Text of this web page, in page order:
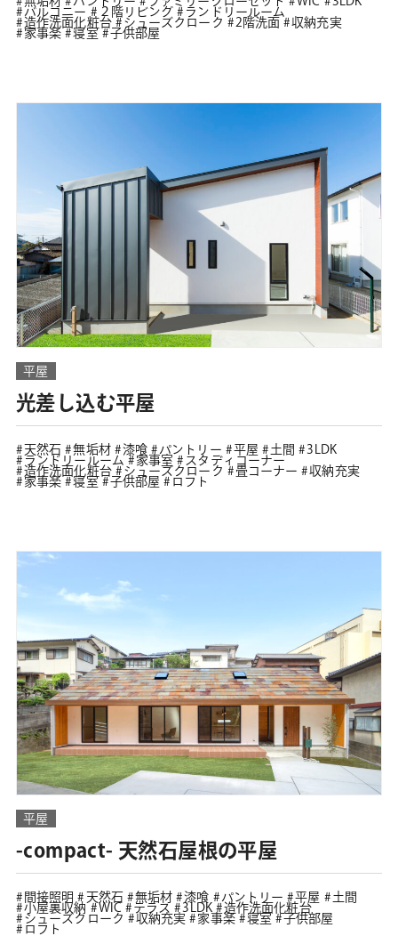
バルコニー
２階リビング
ランドリールーム
造作洗面化粧台
シューズクローク 2階洗面
収納充実
家事楽
寝室 子供部屋
平屋
光差し込む平屋
天然石 無垢材 漆喰 パントリー 平屋 土間
3LDK
ランドリールーム
家事室
スタディコーナー
造作洗面化粧台
シューズクローク 畳コーナー
収納充実
家事楽
寝室 子供部屋 ロフト
平屋
-compact- 天然石屋根の平屋
間接照明 天然石 無垢材 漆喰 パントリー 平屋
土間
小屋裏収納
WIC テラス 3LDK
造作洗面化粧台
シューズクローク
収納充実 家事楽 寝室
子供部屋
ロフト